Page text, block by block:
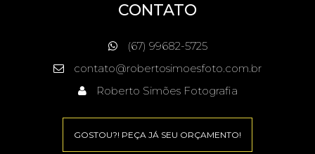
CONTATO
(67) 99682-5725
contato@robertosimoesfoto.com.br
Roberto Simões Fotografia
GOSTOU?! PEÇA JÁ SEU ORÇAMENTO!